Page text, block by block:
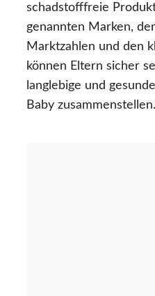
schadstofffreie
genannten Marken,
Marktzahlen und den
können Eltern sicher
langlebige und
Baby zusammenstellen.